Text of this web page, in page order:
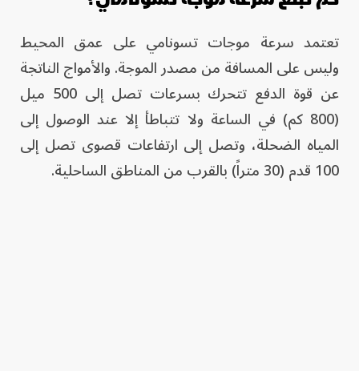
تعتمد سرعة موجات تسونامي على عمق المحيط
وليس على المسافة من مصدر الموجة. والأمواج الناتجة
عن قوة الدفع تتحرك بسرعات تصل إلى 500 ميل
(800 كم) في الساعة ولا تتباطأ إلا عند الوصول إلى
المياه الضحلة، وتصل إلى ارتفاعات قصوى تصل إلى
100 قدم (30 متراً) بالقرب من المناطق الساحلية.